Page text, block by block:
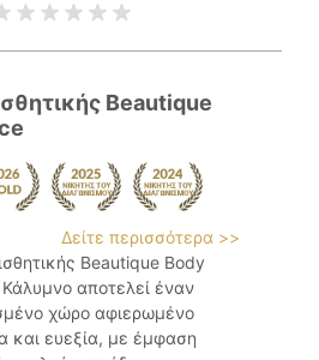
Beautique
Δείτε περισσότερα >>
Beautique Body
αποτελεί έναν
χώρο αφιερωμένο
και ευεξία, με έμφαση